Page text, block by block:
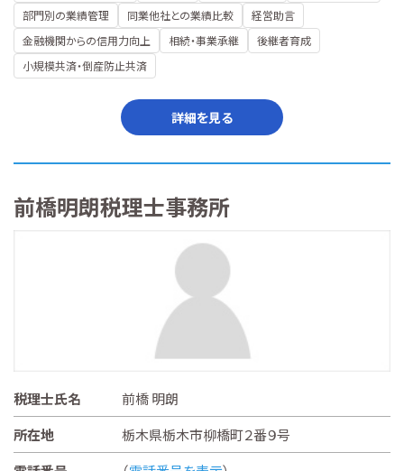
部門別の業績管理
同業他社との業績比較
経営助言
金融機関からの信用力向上
相続・事業承継
後継者育成
小規模共済・倒産防止共済
詳細を見る
前橋明朗税理士事務所
税理士氏名
前橋 明朗
所在地
栃木県栃木市柳橋町２番９号